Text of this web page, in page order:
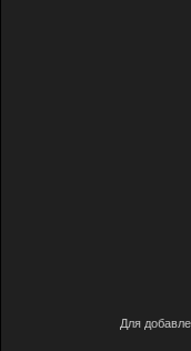
Для